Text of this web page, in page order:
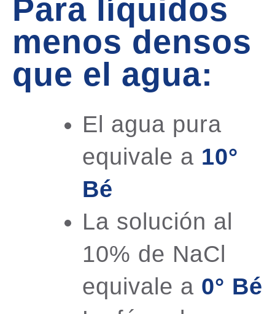
Para líquidos
menos densos
que el agua:
El agua pura
equivale a 10°
Bé
La solución al
10% de NaCl
equivale a 0° Bé